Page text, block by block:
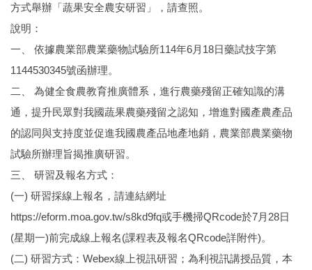
方式舉辦「蔬果安全農安研習」，請查照。
說明：
一、 依據農業部農業藥物試驗所114年6月18日藥試技字第
1144530345號函辦理。
二、 為健全食農教育推廣體系，進行農藥殘留正確知識的溝
通，提升民眾對我國蔬果農藥殘留之認知，增進對國產農產品
的認同與支持度並促進我國農產品地產地銷，農業部農業藥物
試驗所辦理旨揭推廣研習。
三、 研習及報名方式：
(一) 研習採線上報名，請連結網址
https://eform.moa.gov.tw/s8kd9fq或手機掃QRcode於7月28日
(星期一)前完成線上報名(課程表及報名QRcode詳附件)。
(二) 研習方式：Webex線上視訊研習；為利視訊講授品質，本